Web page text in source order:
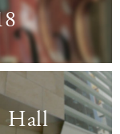
Hall